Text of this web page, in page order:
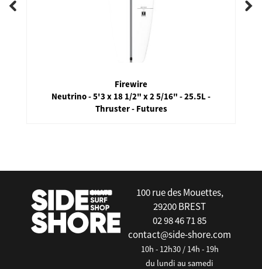
Firewire
Neutrino - 5'3 x 18 1/2" x 2 5/16" - 25.5L -
Thruster - Futures
100 rue des Mouettes,
29200 BREST
02 98 46 71 85
contact@side-shore.com
10h - 12h30 / 14h - 19h
du lundi au samedi